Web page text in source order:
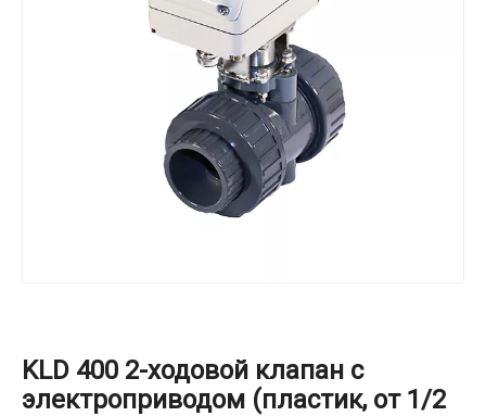
KLD 400 2-ходовой клапан с
электроприводом (пластик, от 1/2